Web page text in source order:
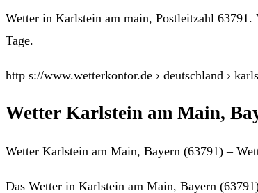
Wetter in Karlstein am main, Postleitzahl 63791.
Tage.
http s://www.wetterkontor.de › deutschland ›
Wetter Karlstein am Main,
Wetter Karlstein am Main, Bayern (63791) –
Das Wetter in Karlstein am Main, Bayern